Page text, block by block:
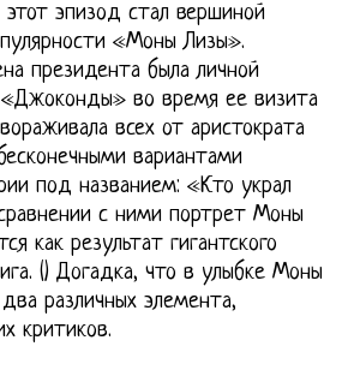
эпизод стал вершиной
«Моны Лизы».
президента была личной
«Джоконды» во время ее визита
всех от аристократа
вариантами
под названием: «Кто украл
с ними портрет Моны
как результат гигантского
() Догадка, что в улыбке Моны
различных элемента,
критиков.